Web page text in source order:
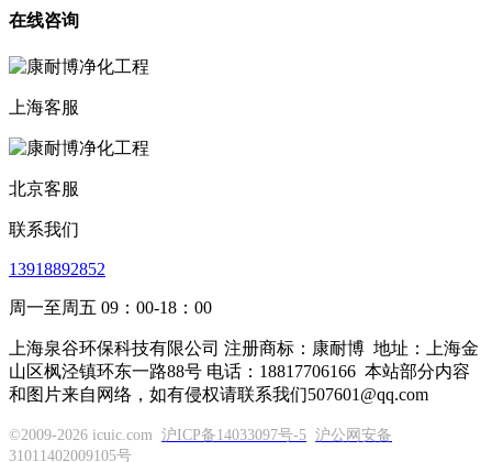
在线咨询
上海客服
北京客服
联系我们
13918892852
周一至周五 09：00-18：00
上海泉谷环保科技有限公司 注册商标：康耐博 地址：上海金
山区枫泾镇环东一路88号 电话：18817706166 本站部分内容
和图片来自网络，如有侵权请联系我们507601@qq.com
©2009-2026 icuic.com 沪ICP备14033097号-5 沪公网安备
31011402009105号